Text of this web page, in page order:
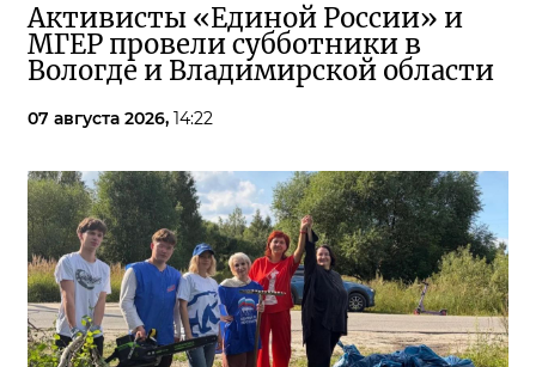
Активисты «Единой России» и
МГЕР провели субботники в
Вологде и Владимирской области
07 августа 2026, 14:22